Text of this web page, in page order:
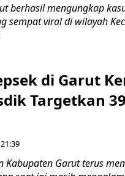
berhasil mengungkap
sempat viral di wilayah
di Garut
Targetkan
Kabupaten Garut terus